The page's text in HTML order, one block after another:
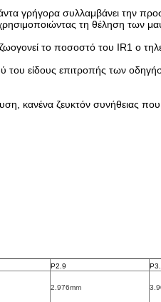
γρήγορα συλλαμβάνει την
τη θέληση των
το ποσοστό του IR1 ο
του είδους επιτροπής των
κανένα ζευκτόν συνήθειας που
P2.9
2.976mm